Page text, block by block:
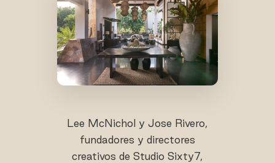
Lee McNichol y Jose Rivero,
fundadores y directores
creativos de Studio Sixty7,